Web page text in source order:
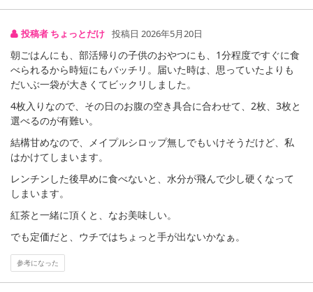
※こちらの商品は、沖縄・離島地域またはクール便でのお届けが出
来ない地域の方は、お申込みいただけませんので、ご了承ください
ませ。
※配送時に、ご不在でお受け取りいただけなかった場合、通常より
保管期間が短くなっておりますので、お早目に配送業者へ再配達を
ご連絡ください。
※保管期間切れにより返送となった場合は、配送元に返送となりま
す。お申込みは、キャンセル返金とさせていただきます。
※クロネコメンバーズへご登録いただきましても「再配達依頼・お
届け日変更」をお受けが出来ません。
【キャンセルについて】
※お申込み後のキャンセルはお受けできません。
記載されている内容を必ずご確認いただき、お届けする商品セット
にご納得いただきましたうえでお申し込みください。
※パッケージ変更や商品リニューアル(成分など含む)等により、参考
の掲載画像や画像内のバーコードなど、お届け商品と多少異なる場
投稿者 ちょっとだけ 投稿日 2026年5月20日
朝ごはんにも、部活帰りの子供のおやつにも、1分程度ですぐに食
べられるから時短にもバッチリ。届いた時は、思っていたよりも
だいぶ一袋が大きくてビックリしました。
4枚入りなので、その日のお腹の空き具合に合わせて、2枚、3枚と
選べるのが有難い。
結構甘めなので、メイプルシロップ無しでもいけそうだけど、私
はかけてしまいます。
レンチンした後早めに食べないと、水分が飛んで少し硬くなって
しまいます。
紅茶と一緒に頂くと、なお美味しい。
でも定価だと、ウチではちょっと手が出ないかなぁ。
参考になった